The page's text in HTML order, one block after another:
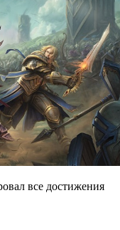
все достижения